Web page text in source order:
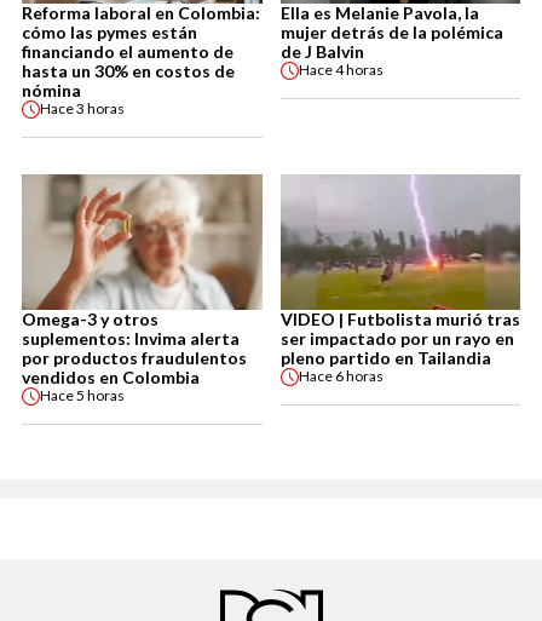
Reforma laboral en Colombia:
cómo las pymes están
financiando el aumento de
hasta un 30% en costos de
nómina
Hace3 horas
Ella es Melanie Pavola, la
mujer detrás de la polémica
de J Balvin
Hace4 horas
Omega-3 y otros
suplementos: Invima alerta
por productos fraudulentos
vendidos en Colombia
Hace5 horas
VIDEO | Futbolista murió tras
ser impactado por un rayo en
pleno partido en Tailandia
Hace 6 horas